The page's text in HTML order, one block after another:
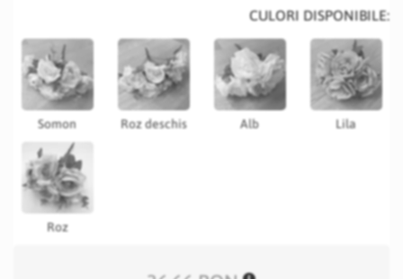
gallery
CULORI DISPONIBILE:
Somon Roz deschis Alb Lila
Roz